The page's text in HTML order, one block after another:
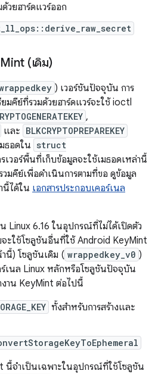
วยฮาร์ดแวร์ออก
Mint (เดิม)
) เวอร์ชันปัจจุบัน การ
ยมคีย์ที่รวมด้วยฮาร์ดแวร์จะใช้ ioctl
,
และ BLKCRYPTOPREPAREKEY
ธอดใน struct
รเวอร์พื้นที่เก็บข้อมูลจะใช้เมธอดเหล่านี้
วมคีย์เพื่อดำเนินการตามที่ขอ ดูข้อมูล
นี้ได้ใน เอกสารประกอบเคอร์เนล
Linux 6.16 ในอุปกรณ์ที่ไม่ได้เปิดตัว
ะใช้โซลูชันอื่นที่ใช้ Android KeyMint
นี้) โซลูชันเดิม ( wrappedkey_v0 )
ร์เนล Linux หลักหรือโซลูชันปัจจุบัน
าน KeyMint ต่อไปนี้
ทั้งสำหรับการสร้างและ
นี้จำเป็นเฉพาะในอุปกรณ์ที่ใช้โซลูชัน